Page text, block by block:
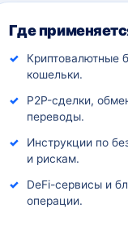
Где
Криптовалютные
кошельки.
P2P-сделки,
переводы.
Инструкции по
и рискам.
DeFi-сервисы и
операции.